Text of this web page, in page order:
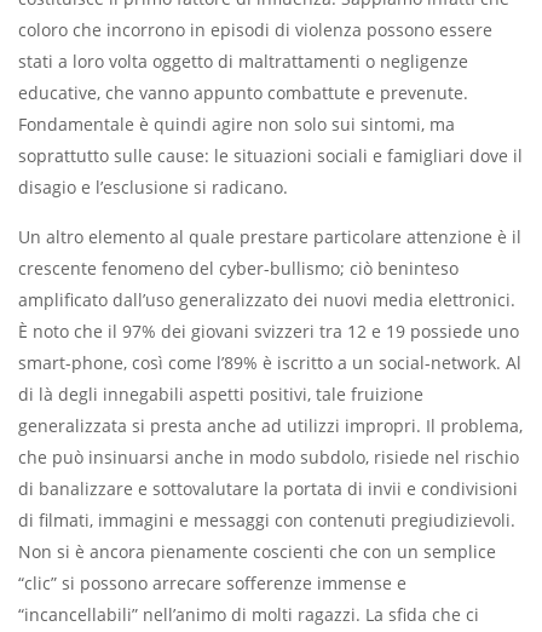
coloro che incorrono in episodi di violenza possono essere
stati a loro volta oggetto di maltrattamenti o negligenze
educative, che vanno appunto combattute e prevenute.
Fondamentale è quindi agire non solo sui sintomi, ma
soprattutto sulle cause: le situazioni sociali e famigliari dove il
disagio e l’esclusione si radicano.
Un altro elemento al quale prestare particolare attenzione è il
crescente fenomeno del cyber-bullismo; ciò beninteso
amplificato dall’uso generalizzato dei nuovi media elettronici.
È noto che il 97% dei giovani svizzeri tra 12 e 19 possiede uno
smart-phone, così come l’89% è iscritto a un social-network. Al
di là degli innegabili aspetti positivi, tale fruizione
generalizzata si presta anche ad utilizzi impropri. Il problema,
che può insinuarsi anche in modo subdolo, risiede nel rischio
di banalizzare e sottovalutare la portata di invii e condivisioni
di filmati, immagini e messaggi con contenuti pregiudizievoli.
Non si è ancora pienamente coscienti che con un semplice
“clic” si possono arrecare sofferenze immense e
“incancellabili” nell’animo di molti ragazzi. La sfida che ci